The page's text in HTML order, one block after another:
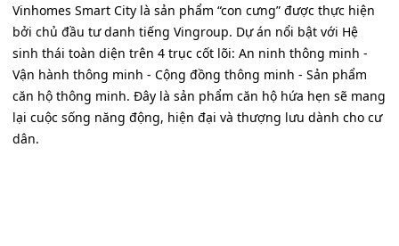
Vinhomes Smart City là sản phẩm “con cưng” được thực hiện
bởi chủ đầu tư danh tiếng Vingroup. Dự án nổi bật với Hệ
sinh thái toàn diện trên 4 trục cốt lõi: An ninh thông minh -
Vận hành thông minh - Cộng đồng thông minh - Sản phẩm
căn hộ thông minh. Đây là sản phẩm căn hộ hứa hẹn sẽ mang
lại cuộc sống năng động, hiện đại và thượng lưu dành cho cư
dân.